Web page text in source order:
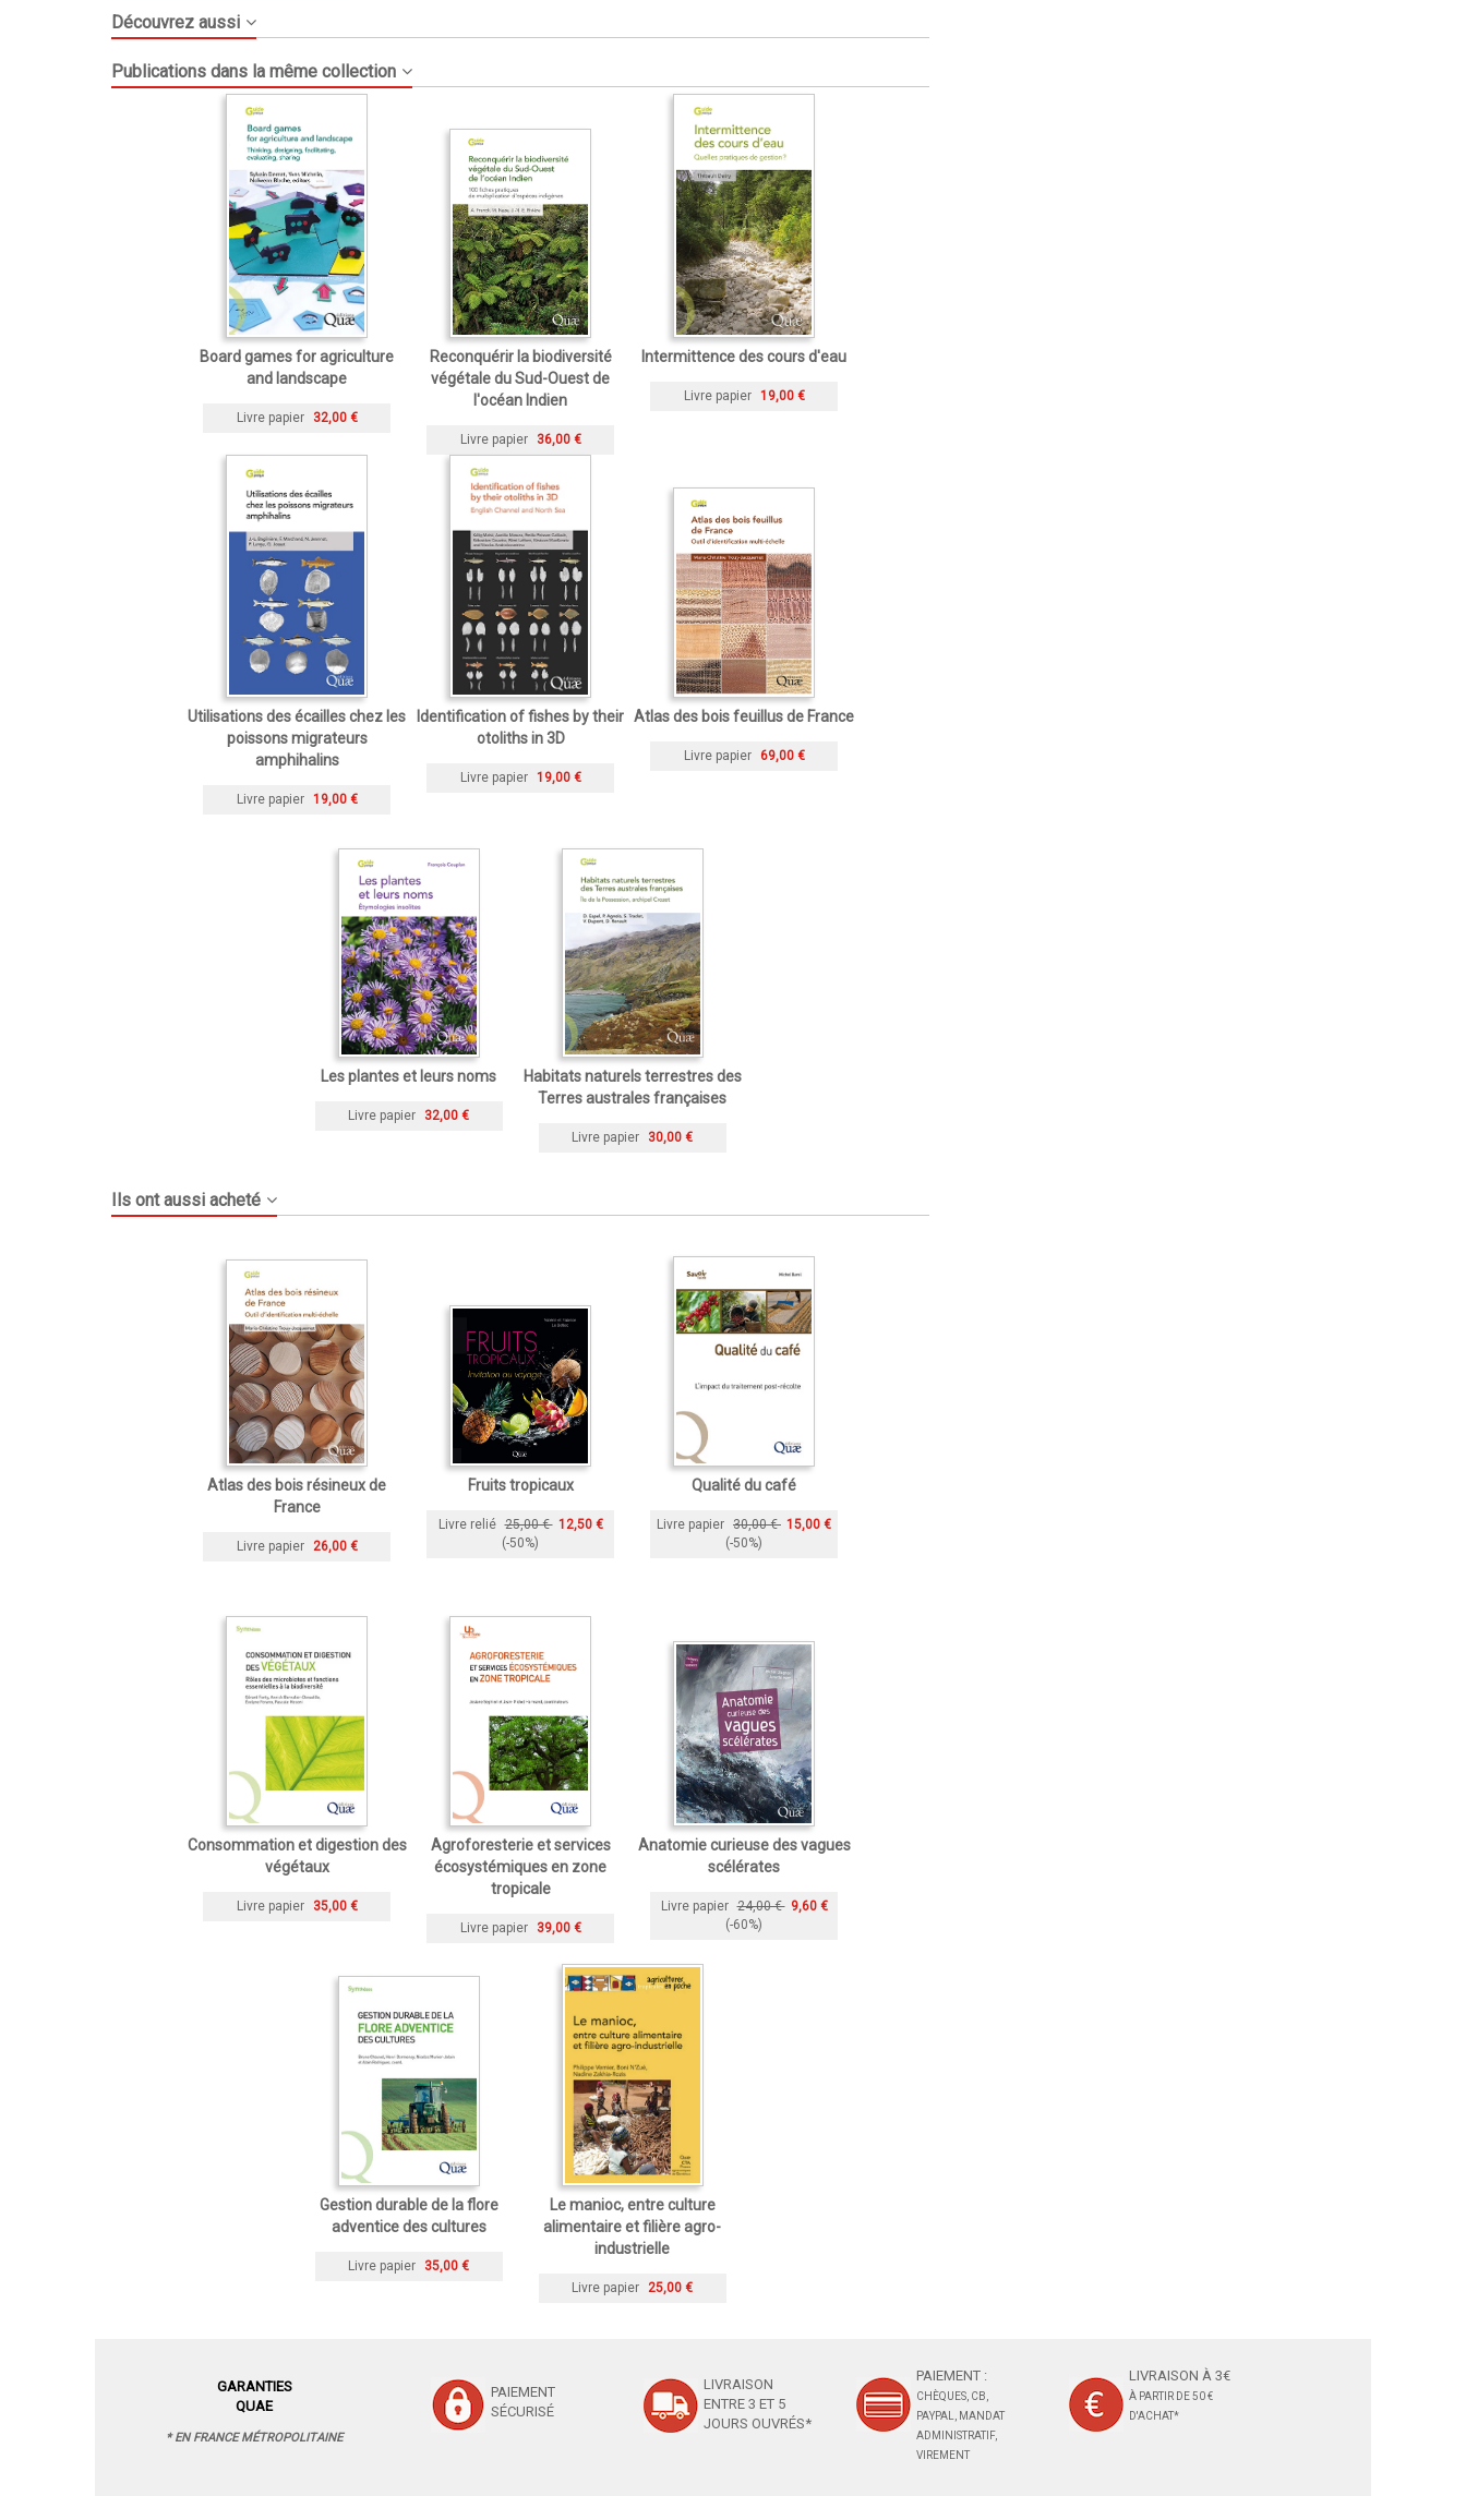
Découvrez aussi
Publications dans la même collection
Board games for agriculture
and landscape
Livre papier 32,00 €
Reconquérir la biodiversité
végétale du Sud-Ouest de
l'océan Indien
Livre papier 36,00 €
Intermittence des cours d'eau
Livre papier 19,00 €
Utilisations des écailles chez les
poissons migrateurs
amphihalins
Livre papier 19,00 €
Identification of fishes by their
otoliths in 3D
Livre papier 19,00 €
Atlas des bois feuillus de France
Livre papier 69,00 €
Les plantes et leurs noms
Livre papier 32,00 €
Habitats naturels terrestres des
Terres australes françaises
Livre papier 30,00 €
Ils ont aussi acheté
Atlas des bois résineux de
France
Livre papier 26,00 €
Fruits tropicaux
Livre relié 25,00 € 12,50 €
(-50%)
Qualité du café
Livre papier 30,00 € 15,00 €
(-50%)
Consommation et digestion des
végétaux
Livre papier 35,00 €
Agroforesterie et services
écosystémiques en zone
tropicale
Livre papier 39,00 €
Anatomie curieuse des vagues
scélérates
Livre papier 24,00 € 9,60 €
(-60%)
Gestion durable de la flore
adventice des cultures
Livre papier 35,00 €
Le manioc, entre culture
alimentaire et filière agro-
industrielle
Livre papier 25,00 €
GARANTIES
QUAE
* EN FRANCE MÉTROPOLITAINE
PAIEMENT
SÉCURISÉ
LIVRAISON
ENTRE 3 ET 5
JOURS OUVRÉS*
PAIEMENT :
CHÈQUES, CB,
PAYPAL, MANDAT
ADMINISTRATIF,
VIREMENT
LIVRAISON À 3€
À PARTIR DE 50 €
D'ACHAT*